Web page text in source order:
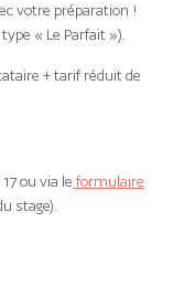
votre préparation !
« Le Parfait »).
+ tarif réduit de
ou via le formulaire
stage).